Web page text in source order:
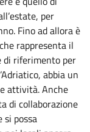
per
Fino ad allora è
rappresenta il
di riferimento per
abbia un
attività. Anche
di collaborazione
si possa